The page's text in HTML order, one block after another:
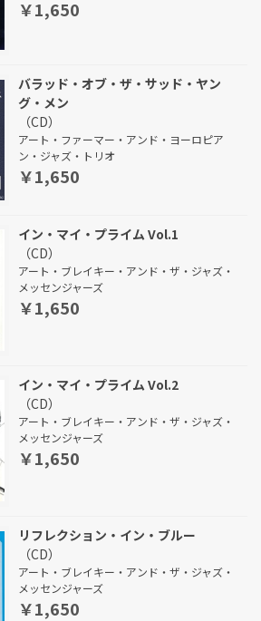
￥1,650
バラッド・オブ・ザ・サッド・ヤン
グ・メン
（CD）
アート・ファーマー・アンド・ヨーロピア
ン・ジャズ・トリオ
￥1,650
イン・マイ・プライム Vol.1
（CD）
アート・ブレイキー・アンド・ザ・ジャズ・
メッセンジャーズ
￥1,650
イン・マイ・プライム Vol.2
（CD）
アート・ブレイキー・アンド・ザ・ジャズ・
メッセンジャーズ
￥1,650
リフレクション・イン・ブルー
（CD）
アート・ブレイキー・アンド・ザ・ジャズ・
メッセンジャーズ
￥1,650